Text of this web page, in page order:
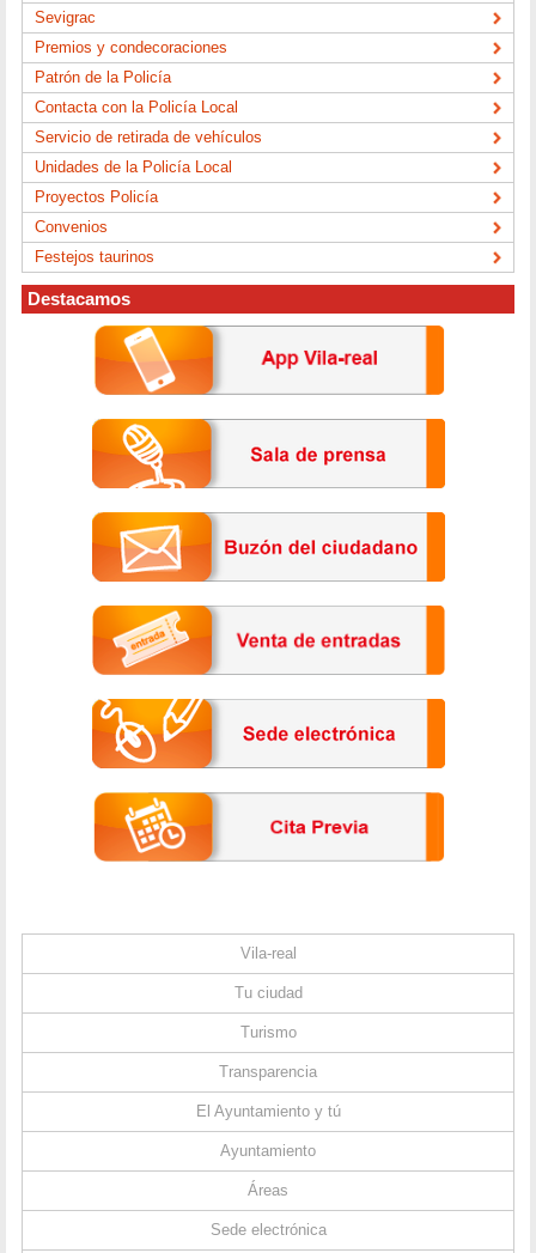
Sevigrac
Premios y condecoraciones
Patrón de la Policía
Contacta con la Policía Local
Servicio de retirada de vehículos
Unidades de la Policía Local
Proyectos Policía
Convenios
Festejos taurinos
Destacamos
Vila-real
Tu ciudad
Turismo
Transparencia
El Ayuntamiento y tú
Ayuntamiento
Áreas
Sede electrónica